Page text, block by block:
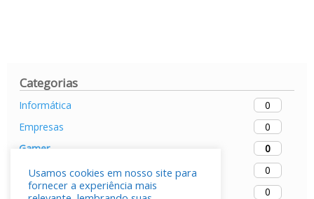
Categorias
Informática
0
Empresas
0
Gamer
0
Mobiles
0
Softwares
0
Usamos cookies em nosso site para
fornecer a experiência mais